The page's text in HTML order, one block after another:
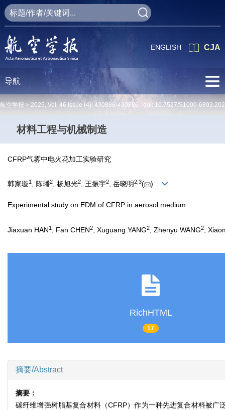
CJA
ENGLISH
导航
航空学报 > 2025, Vol. 46 Issue (4): 430886-430886 doi: 10.7527/S1000-
材料工程与机械制造
CFRP气雾中电火花加工实验研究
韩家璇1 , 陈璠2, 杨旭光2, 王振宇2, 岳晓明2 3( )
Experimental study on EDM of CFRP in aerosol medium
Jiaxuan HAN1 , Fan CHEN2 , Xuguang YANG2 , Zhenyu WANG2 ,
RichHTML
17
摘要/Abstract
摘要：
碳纤维增强树脂基复合材料（CFRP）作为一种先进复合材料被